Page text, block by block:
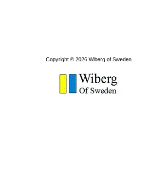
Copyright © 2026 Wiberg of Sweden